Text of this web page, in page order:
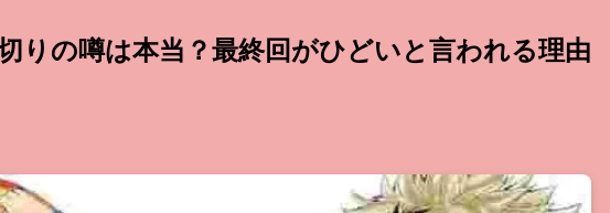
りの噂は本当？最終回がひどいと言われる理由